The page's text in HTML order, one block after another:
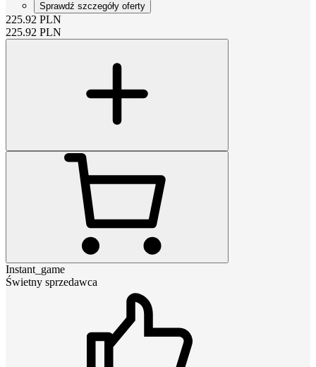
Sprawdź szczegóły oferty
225.92 PLN
225.92 PLN
Instant_game
Świetny sprzedawca